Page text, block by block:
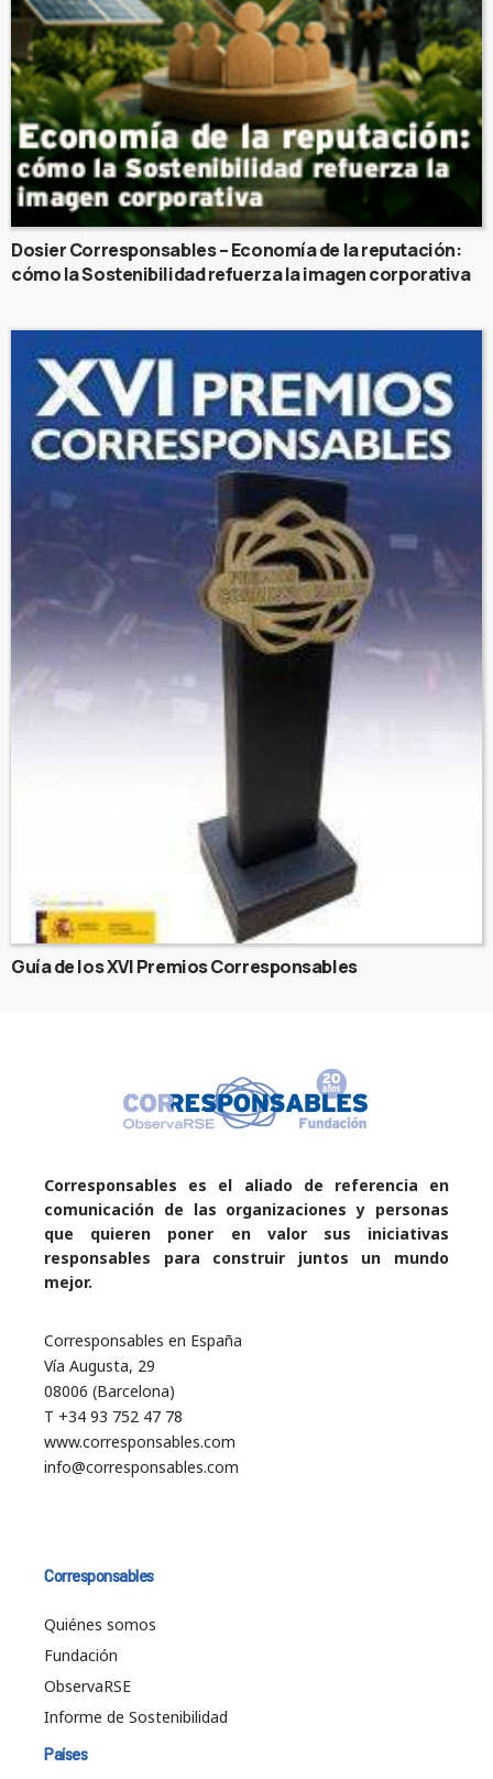
Dosier Corresponsables – Economía de la reputación:
cómo la Sostenibilidad refuerza la imagen corporativa
Guía de los XVI Premios Corresponsables
Corresponsables es el aliado de referencia en
comunicación de las organizaciones y personas
que quieren poner en valor sus iniciativas
responsables para construir juntos un mundo
mejor.
Corresponsables en España
Vía Augusta, 29
08006 (Barcelona)
T +34 93 752 47 78
www.corresponsables.com
info@corresponsables.com
Corresponsables
Quiénes somos
Fundación
ObservaRSE
Informe de Sostenibilidad
Países